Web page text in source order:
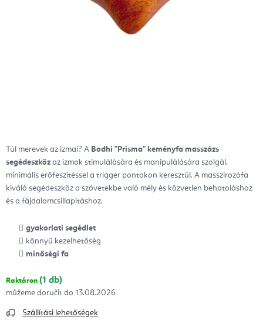
Túl merevek az izmai? A Bodhi "Prisma" keményfa masszázs
segédeszköz az izmok stimulálására és manipulálására szolgál,
minimális erőfeszítéssel a trigger pontokon keresztül. A masszírozófa
kiváló segédeszköz a szövetekbe való mély és közvetlen behatoláshoz
és a fájdalomcsillapításhoz.
gyakorlati segédlet
könnyű kezelhetőség
minőségi fa
Raktáron (1 db)
13.08.2026
Szállítási lehetőségek